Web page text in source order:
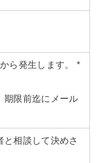
ら発生します。 *
期限前迄にメール
と相談して決めさ